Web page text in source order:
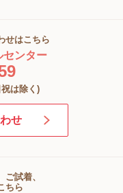
せはこちら
センター
は除く)
せ
試着、
ちら